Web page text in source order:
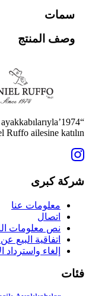
سمات
وصف المنتج
ayakkabılarıyla
ailesine katılın.”
شركة كبرى
معلومات عنا
اتصال
نص معلومات
اتفاقية البيع
إلغاء واسترداد
فئات